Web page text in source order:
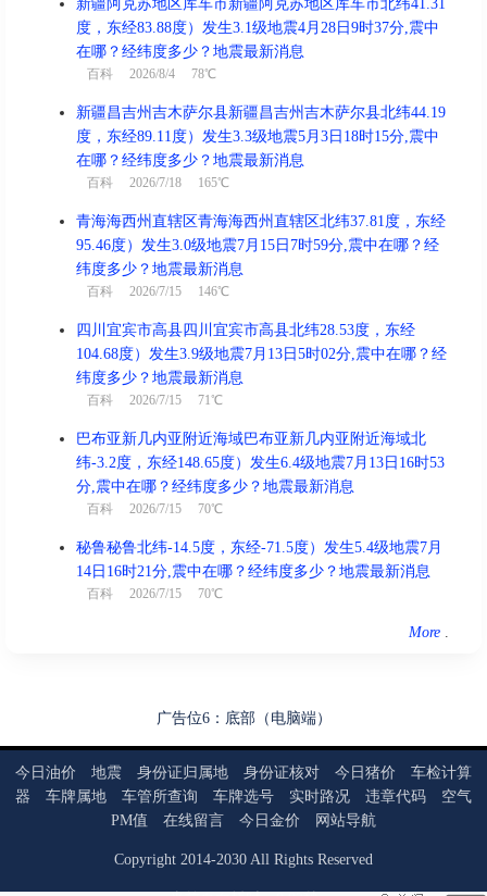
新疆阿克苏地区库车市新疆阿克苏地区库车市北纬41.31
度，东经83.88度）发生3.1级地震4月28日9时37分,震中
在哪？经纬度多少？地震最新消息
百科 2026/8/4 78℃
新疆昌吉州吉木萨尔县新疆昌吉州吉木萨尔县北纬44.19
度，东经89.11度）发生3.3级地震5月3日18时15分,震中
在哪？经纬度多少？地震最新消息
百科 2026/7/18 165℃
青海海西州直辖区青海海西州直辖区北纬37.81度，东经
95.46度）发生3.0级地震7月15日7时59分,震中在哪？经
纬度多少？地震最新消息
百科 2026/7/15 146℃
四川宜宾市高县四川宜宾市高县北纬28.53度，东经
104.68度）发生3.9级地震7月13日5时02分,震中在哪？经
纬度多少？地震最新消息
百科 2026/7/15 71℃
巴布亚新几内亚附近海域巴布亚新几内亚附近海域北
纬-3.2度，东经148.65度）发生6.4级地震7月13日16时53
分,震中在哪？经纬度多少？地震最新消息
百科 2026/7/15 70℃
秘鲁秘鲁北纬-14.5度，东经-71.5度）发生5.4级地震7月
14日16时21分,震中在哪？经纬度多少？地震最新消息
百科 2026/7/15 70℃
More
广告位6：底部（电脑端）
今日油价 地震 身份证归属地 身份证核对 今日猪价
车检计算
器
车牌属地 车管所查询 车牌选号 实时路况 违章代码
空气
PM值
在线留言 今日金价 网站导航
Copyright 2014-2030 All Rights Reserved